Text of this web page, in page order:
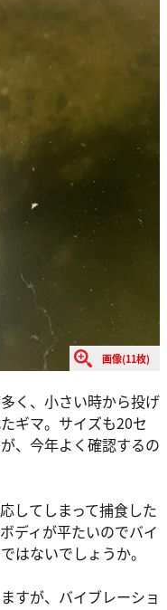
画像(11枚)
く、小さい時から投げ
ギマ。サイズも20セ
、今年よく確認するの
してしまって捕食した
ディが平たいのでバイ
はないでしょうか。
すが、バイブレーショ